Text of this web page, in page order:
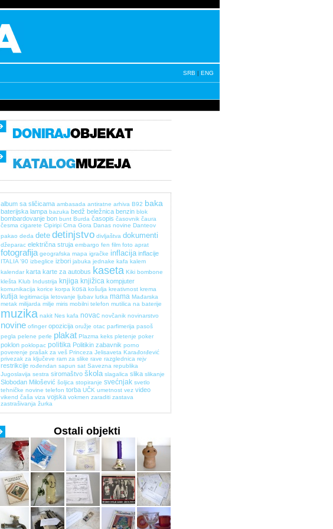
SRB | ENG
album sa sličicama ambasada antiratne arhiva B92 baka
baterijska lampa bazuka bedž beležnica benzin blok
bombardovanje bon bunt Burda časopis časovnik čaura
česma cigarete Cipiripi Crna Gora Danas novine Danteov
pakao deda dete detinjstvo divljaštva dokumenti
džeparac električna struja embargo fen film foto aprat
fotografija geografska mapa igračke inflacija inflacije
ITALIA '90 izbeglice izbori jabuka jednake kafa kalem
kalendar karta karte za autobus kaseta Kiki bombone
klešta Klub Industrija knjiga knjižica kompjuter
komunikacija korice korpa kosa košulja kreativnost krema
kutija legitimacija letovanje ljubav lutka mama Mađarska
metak milijarda milje miris mobilni telefon mutilica na baterije
muzika nakit Nes kafa novac novčanik novinarstvo
novine ofinger opozicija oružje otac parfimerija pasoš
pegla pelene perle plakat Plazma keks pletenje poker
poklon poklopac politika Politikin zabavnik porno
poverenje prašak za veš Princeza Jelisaveta Karađorđević
privezak za ključeve ram za slike rave razglednica rejv
restrikcije rođendan sapun sat Savezna republika
Jugoslavija sestra siromaštvo škola slagalica slika slikanje
Slobodan Milošević šoljica stopiranje svećnjak svetlo
tehničke novine telefon torba UČK umetnost vez video
vikend čaša viza vojska vokmen zaraditi zastava
zastrašivanja žurka
Ostali objekti